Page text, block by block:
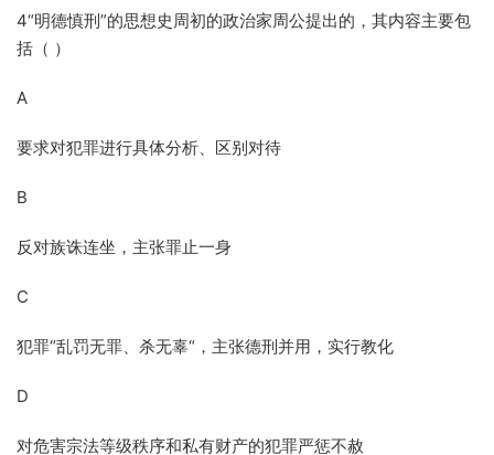
4“明德慎刑”的思想史周初的政治家周公提出的，其内容主要包
括（ ）
A
要求对犯罪进行具体分析、区别对待
B
反对族诛连坐，主张罪止一身
C
犯罪“乱罚无罪、杀无辜“，主张德刑并用，实行教化
D
对危害宗法等级秩序和私有财产的犯罪严惩不赦